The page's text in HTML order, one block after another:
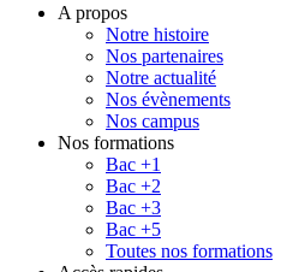
A propos
Notre histoire
Nos partenaires
Notre actualité
Nos évènements
Nos campus
Nos formations
Bac +1
Bac +2
Bac +3
Bac +5
Toutes nos formations